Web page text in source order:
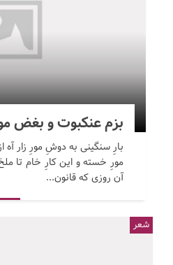
بزم عنکبوت و بغض
بارِ سنگینی به دوشِ مورِ زار آه
مورِ خسته و این کارِ خام تا
آن روزی که قانون...
شعر